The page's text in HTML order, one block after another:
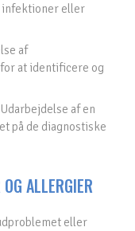
infektioner eller
af
at identificere og
Udarbejdelse af en
på de diagnostiske
ALLERGIER
eller